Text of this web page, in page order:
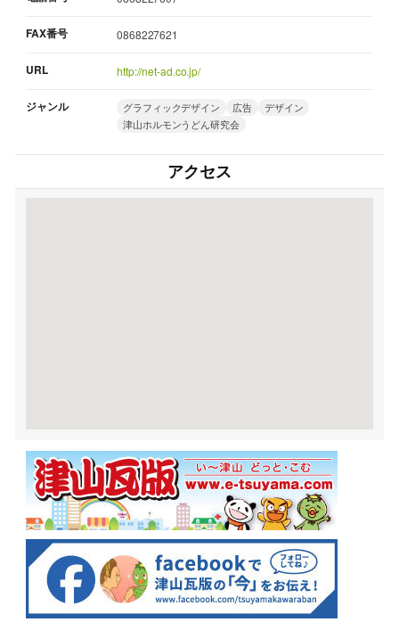
FAX番号 0868227621
URL http://net-ad.co.jp/
ジャンル グラフィックデザイン 広告
デザイン
津山ホルモンうどん研究会
アクセス